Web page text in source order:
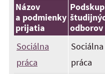
Názov
a podmienky
prijatia
odborov
Sociálna
práca
Sociálna
práca